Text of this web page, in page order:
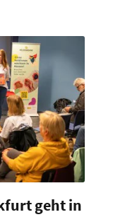
geht in